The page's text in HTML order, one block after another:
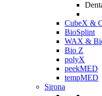
CubeX &
BioSplint
WAX &
Bio Z
polyX
peekMED
tempMED
Sirona